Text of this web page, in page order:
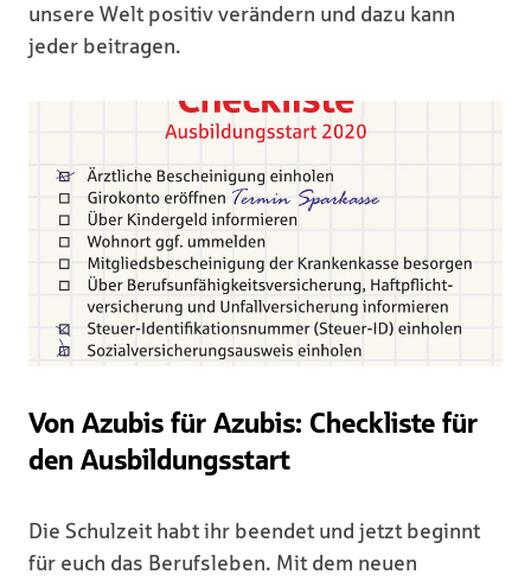
unsere Welt positiv verändern und dazu kann
jeder beitragen.
Von Azubis für Azubis: Checkliste für
den Ausbildungsstart
Die Schulzeit habt ihr beendet und jetzt beginnt
für euch das Berufsleben. Mit dem neuen